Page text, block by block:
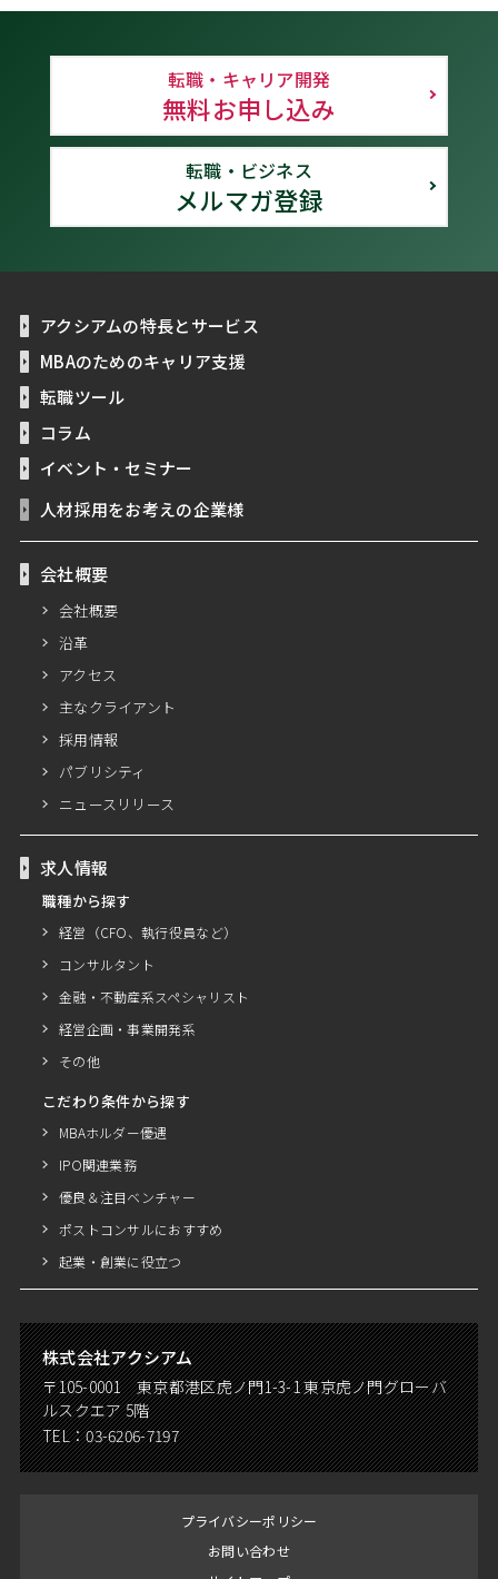
転職・キャリア開発
無料お申し込み
転職・ビジネス
メルマガ登録
アクシアムの特長とサービス
MBAのためのキャリア支援
転職ツール
コラム
イベント・セミナー
人材採用をお考えの企業様
会社概要
会社概要
沿革
アクセス
主なクライアント
採用情報
パブリシティ
ニュースリリース
求人情報
職種から探す
経営（CFO、執行役員など）
コンサルタント
金融・不動産系スペシャリスト
経営企画・事業開発系
その他
こだわり条件から探す
MBAホルダー優遇
IPO関連業務
優良＆注目ベンチャー
ポストコンサルにおすすめ
起業・創業に役立つ
株式会社アクシアム
〒105-0001 東京都港区虎ノ門1-3-1 東京虎ノ門グローバ
ルスクエア 5階
TEL：03-6206-7197
プライバシーポリシー
お問い合わせ